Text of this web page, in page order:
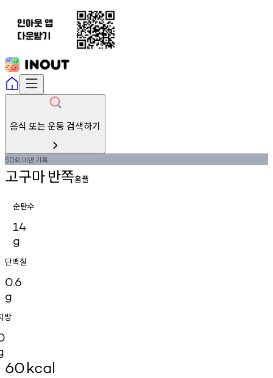
음식 또는 운동 검색하기
50회 미만기록
고구마반쪽홈플
순탄수
14
g
단백질
0.6
g
방
60kcal